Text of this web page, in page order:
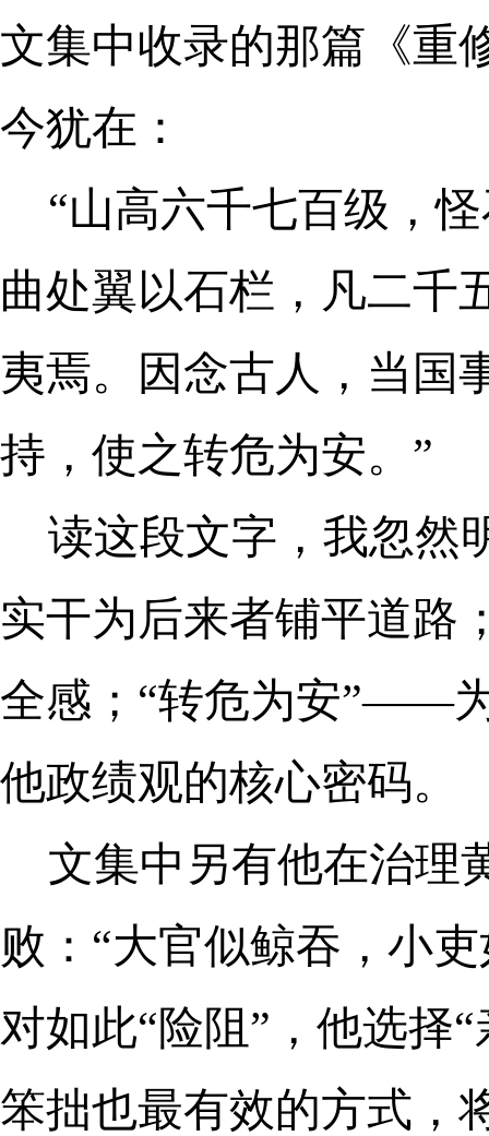
文集中收录的那篇《重
今犹在：
“山高六千七百级，
曲处翼以石栏，凡二千
夷焉。因念古人，当国
持，使之转危为安。”
读这段文字，我忽
实干为后来者铺平道
全感；“转危为安”——
他政绩观的核心密码。
文集中另有他在治理
败：“大官似鲸吞，小
对如此“险阻”，他选
笨拙也最有效的方式，